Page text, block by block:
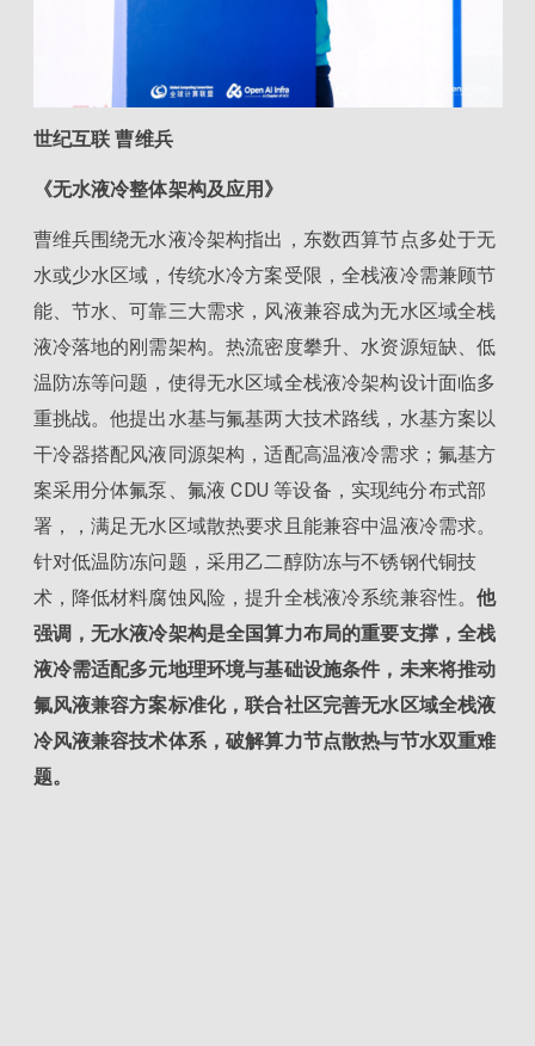
世纪互联 曹维兵
《无水液冷整体架构及应用》
曹维兵围绕无水液冷架构指出，东数西算节点多处于无
水或少水区域，传统水冷方案受限，全栈液冷需兼顾节
能、节水、可靠三大需求，风液兼容成为无水区域全栈
液冷落地的刚需架构。热流密度攀升、水资源短缺、低
温防冻等问题，使得无水区域全栈液冷架构设计面临多
重挑战。他提出水基与氟基两大技术路线，水基方案以
干冷器搭配风液同源架构，适配高温液冷需求；氟基方
案采用分体氟泵、氟液 CDU 等设备，实现纯分布式部
署，，满足无水区域散热要求且能兼容中温液冷需求。
针对低温防冻问题，采用乙二醇防冻与不锈钢代铜技
术，降低材料腐蚀风险，提升全栈液冷系统兼容性。他
强调，无水液冷架构是全国算力布局的重要支撑，全栈
液冷需适配多元地理环境与基础设施条件，未来将推动
氟风液兼容方案标准化，联合社区完善无水区域全栈液
冷风液兼容技术体系，破解算力节点散热与节水双重难
题。